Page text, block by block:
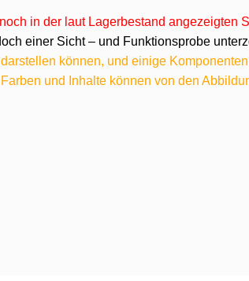
in der laut Lagerbestand angezeigten
einer Sicht – und Funktionsprobe
können, und einige
und Inhalte können von den